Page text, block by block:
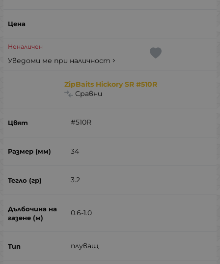
Неналичен
Уведоми ме при наличност
ZipBaits Hickory SR #510R
Сравни
#510R
34
3.2
0.6-1.0
плуващ